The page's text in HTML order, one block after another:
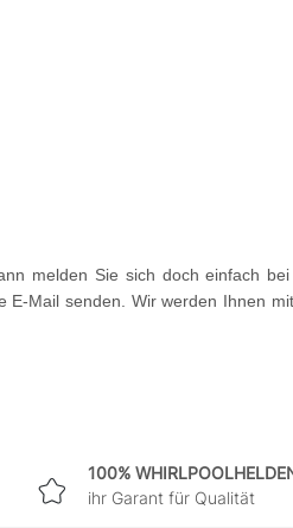
melden Sie sich doch einfach
E-Mail senden. Wir werden Ihnen
100%
ihr Garant für Qualität